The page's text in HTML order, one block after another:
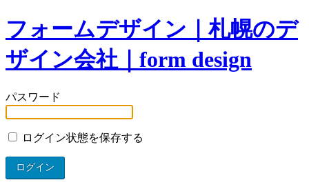
フォームデザイン｜札幌のデ
ザイン会社｜form design
パスワード
ログイン状態を保存する